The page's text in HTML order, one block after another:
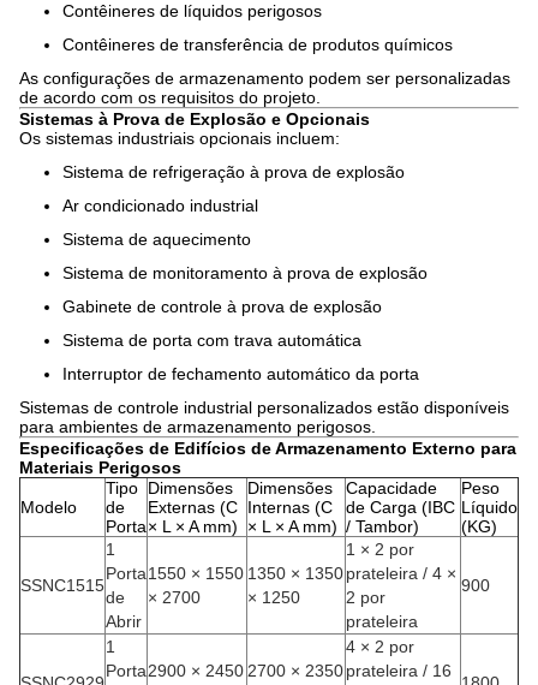
Contêineres de líquidos perigosos
Contêineres de transferência de produtos químicos
As configurações de armazenamento podem ser personalizadas
de acordo com os requisitos do projeto.
Sistemas à Prova de Explosão e Opcionais
Os sistemas industriais opcionais incluem:
Sistema de refrigeração à prova de explosão
Ar condicionado industrial
Sistema de aquecimento
Sistema de monitoramento à prova de explosão
Gabinete de controle à prova de explosão
Sistema de porta com trava automática
Interruptor de fechamento automático da porta
Sistemas de controle industrial personalizados estão disponíveis
para ambientes de armazenamento perigosos.
Especificações de Edifícios de Armazenamento Externo para
Materiais Perigosos
Modelo
Tipo
de
Porta
Dimensões
Externas (C
× L × A mm)
Dimensões
Internas (C
× L × A mm)
Capacidade
de Carga (IBC
/ Tambor)
Peso
Líquido
(KG)
SSNC1515
1
Porta
de
Abrir
1550 × 1550
× 2700
1350 × 1350
× 1250
1 × 2 por
prateleira / 4 ×
2 por
prateleira
900
1
Porta2900 × 2450 2700 × 2350
4 × 2 por
prateleira / 16